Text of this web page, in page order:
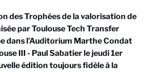
des Trophées de la valorisation de
par Toulouse Tech Transfer
dans l’Auditorium Marthe Condat
III - Paul Sabatier le jeudi 1er
édition toujours fidèle à la